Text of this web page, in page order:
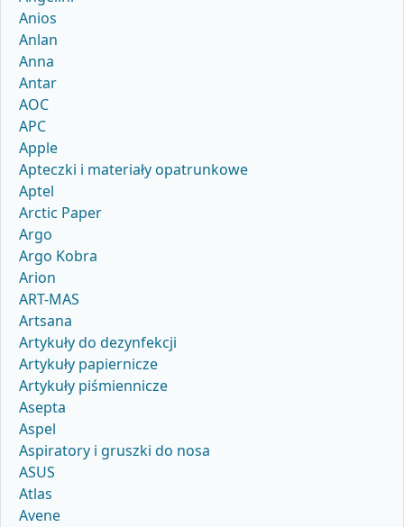
Anios
Anlan
Anna
Antar
AOC
APC
Apple
Apteczki i materiały opatrunkowe
Aptel
Arctic Paper
Argo
Argo Kobra
Arion
ART-MAS
Artsana
Artykuły do dezynfekcji
Artykuły papiernicze
Artykuły piśmiennicze
Asepta
Aspel
Aspiratory i gruszki do nosa
ASUS
Atlas
Avene